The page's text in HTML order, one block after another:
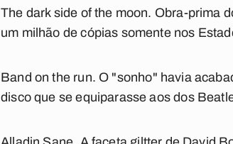
The dark side of the moon. Obra-prima
um milhão de cópias somente nos
Band on the run. O "sonho" havia
disco que se equiparasse aos dos